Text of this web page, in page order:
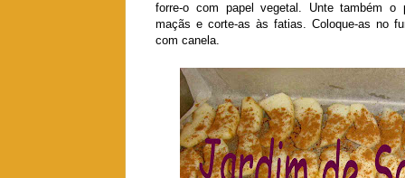
forre-o com papel vegetal. Unte também o
maçãs e corte-as às fatias. Coloque-as no
com canela.